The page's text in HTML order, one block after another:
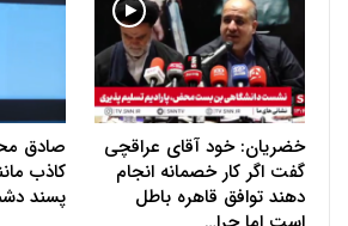
خضریان: خود آقای عراقچی
گفت اگر کار خصمانه انجام
دهند توافق قاهره باطل
صادق
کاذب
پسند